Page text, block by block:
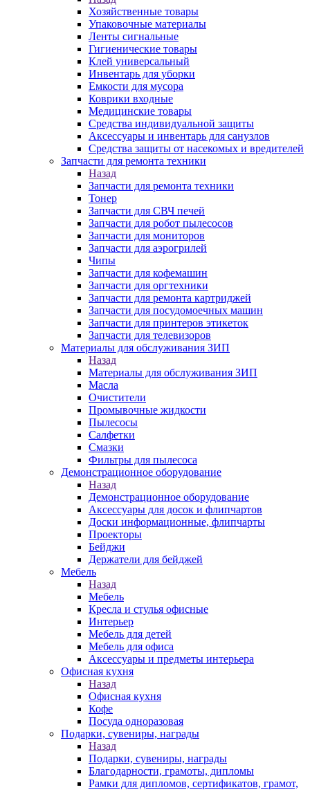
Хозяйственные товары
Упаковочные материалы
Ленты сигнальные
Гигиенические товары
Клей универсальный
Инвентарь для уборки
Емкости для мусора
Коврики входные
Медицинские товары
Средства индивидуальной защиты
Аксессуары и инвентарь для санузлов
Средства защиты от насекомых и вредителей
Запчасти для ремонта техники
Назад
Запчасти для ремонта техники
Тонер
Запчасти для СВЧ печей
Запчасти для робот пылесосов
Запчасти для мониторов
Запчасти для аэрогрилей
Чипы
Запчасти для кофемашин
Запчасти для оргтехники
Запчасти для ремонта картриджей
Запчасти для посудомоечных машин
Запчасти для принтеров этикеток
Запчасти для телевизоров
Материалы для обслуживания ЗИП
Назад
Материалы для обслуживания ЗИП
Масла
Очистители
Промывочные жидкости
Пылесосы
Салфетки
Смазки
Фильтры для пылесоса
Демонстрационное оборудование
Назад
Демонстрационное оборудование
Аксессуары для досок и флипчартов
Доски информационные, флипчарты
Проекторы
Бейджи
Держатели для бейджей
Мебель
Назад
Мебель
Кресла и стулья офисные
Интерьер
Мебель для детей
Мебель для офиса
Аксессуары и предметы интерьера
Офисная кухня
Назад
Офисная кухня
Кофе
Посуда одноразовая
Подарки, сувениры, награды
Назад
Подарки, сувениры, награды
Благодарности, грамоты, дипломы
Рамки для дипломов, сертификатов, грамот,